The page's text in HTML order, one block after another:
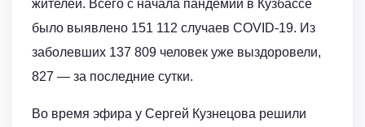
жителей. Всего с начала пандемии в Кузбассе
было выявлено 151 112 случаев COVID-19. Из
заболевших 137 809 человек уже выздоровели,
827 — за последние сутки.
Во время эфира у Сергей Кузнецова решили